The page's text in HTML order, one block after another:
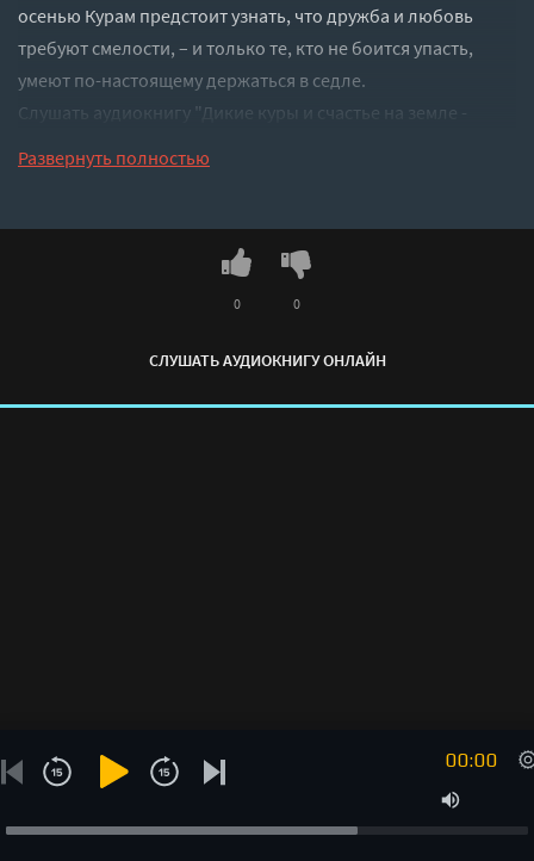
осенью Курам предстоит узнать, что дружба и любовь
требуют смелости, – и только те, кто не боится упасть,
умеют по-настоящему держаться в седле.
Слушать аудиокнигу "Дикие куры и счастье на земле -
Развернуть полностью
СЛУШАТЬ АУДИОКНИГУ ОНЛАЙН
0 0
00:00